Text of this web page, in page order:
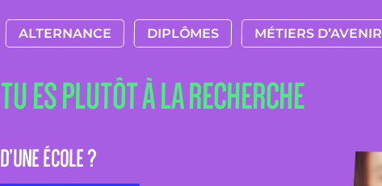
ALTERNANCE DIPLÔMES MÉTIERS D’AVENIR
TU ES PLUTÔT À LA RECHERCHE
D’UNE ÉCOLE ?